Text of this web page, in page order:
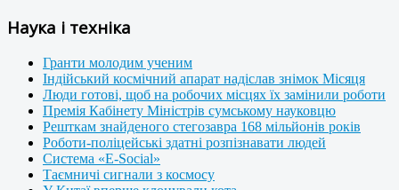
Наука і техніка
Гранти молодим ученим
Індійський космічний апарат надіслав знімок Місяця
Люди готові, щоб на робочих місцях їх замінили роботи
Премія Кабінету Міністрів сумському науковцю
Решткам знайденого стегозавра 168 мільйонів років
Роботи-поліцейські здатні розпізнавати людей
Система «E-Social»
Таємничі сигнали з космосу